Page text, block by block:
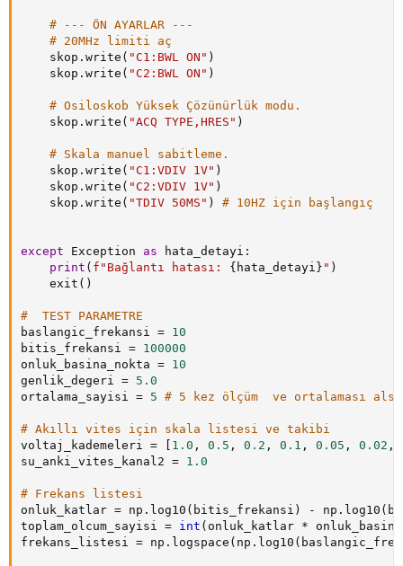
# --- ÖN AYARLAR ---
# 20MHz limiti aç
    skop
. write ( "C1:BWL ON" )
    skop
. write ( "C2:BWL ON" )
# Osiloskob Yüksek Çözünürlük modu.
    skop
. write ( "ACQ TYPE,HRES" )
# Skala manuel sabitleme.
    skop
. write ( "C1:VDIV 1V" )
    skop
. write ( "C2:VDIV 1V" )
    skop
. write ( "TDIV 50MS" ) # 10HZ için başlangıç
except Exception as hata_detayi :
print ( f"Bağlantı hatası: { hata_detayi } " )
    exit
( )
#  TEST PARAMETRE
baslangic_frekansi = 10
bitis_frekansi = 100000
onluk_basina_nokta = 10
genlik_degeri = 5.0
ortalama_sayisi = 5 # 5 kez ölçüm  ve ortalaması
# Akıllı vites için skala listesi ve takibi
voltaj_kademeleri = [ 1.0 , 0.5 , 0.2 , 0.1 , 0.05 , 0.02 ,
su_anki_vites_kanal2 = 1.0
# Frekans listesi
onluk_katlar = np . log10 ( bitis_frekansi ) - np . log10 (
toplam_olcum_sayisi = int ( onluk_katlar *
frekans_listesi = np . logspace ( np . log10 (